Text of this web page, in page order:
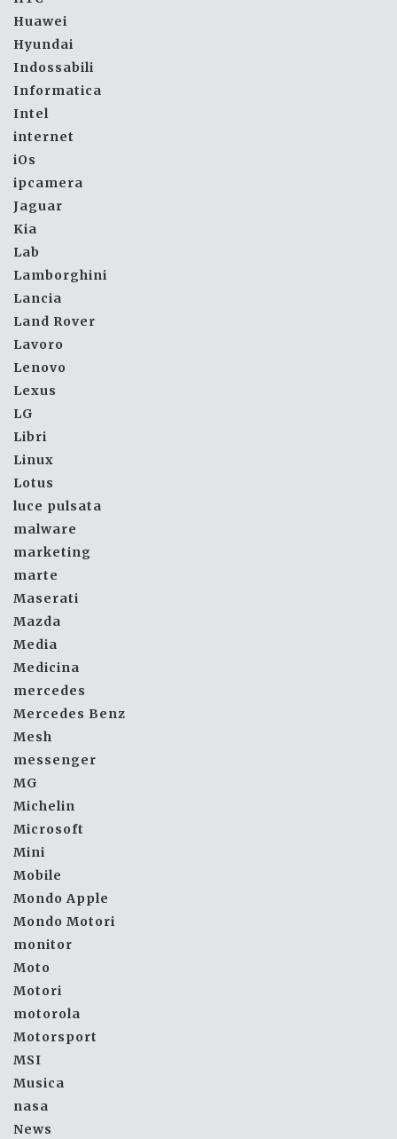
Huawei
Hyundai
Indossabili
Informatica
Intel
internet
iOs
ipcamera
Jaguar
Kia
Lab
Lamborghini
Lancia
Land Rover
Lavoro
Lenovo
Lexus
LG
Libri
Linux
Lotus
luce pulsata
malware
marketing
marte
Maserati
Mazda
Media
Medicina
mercedes
Mercedes Benz
Mesh
messenger
MG
Michelin
Microsoft
Mini
Mobile
Mondo Apple
Mondo Motori
monitor
Moto
Motori
motorola
Motorsport
MSI
Musica
nasa
News